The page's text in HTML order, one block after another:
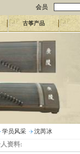
会员
古筝产品
学员风采 沈芮冰
资料: